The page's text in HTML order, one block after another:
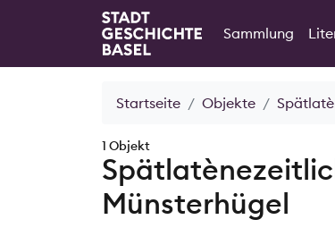
Sammlung
Startseite Objekte
1 Objekt
Münsterhügel